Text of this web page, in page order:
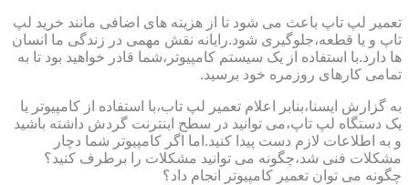
تعمیر لپ تاپ باعث می شود تا از هزینه های اضافی مانند خرید لپ
تاپ و یا قطعه،جلوگیری شود.رایانه نقش مهمی در زندگی ما انسان
ها دارد.با استفاده از یک سیستم کامپیوتر،شما قادر خواهید بود تا به
تمامی کارهای روزمره خود برسید.
به گزارش ایسنا،بنابر اعلام تعمیر لپ تاب،با استفاده از کامپیوتر یا
یک دستگاه لپ تاپ،می توانید در سطح اینترنت گردش داشته باشید
و به اطلاعات لازم دست پیدا کنید.اما اگر کامپیوتر شما دچار
مشکلات فنی شد،چگونه می توانید مشکلات را برطرف کنید؟
چگونه می توان تعمیر کامپیوتر انجام داد؟